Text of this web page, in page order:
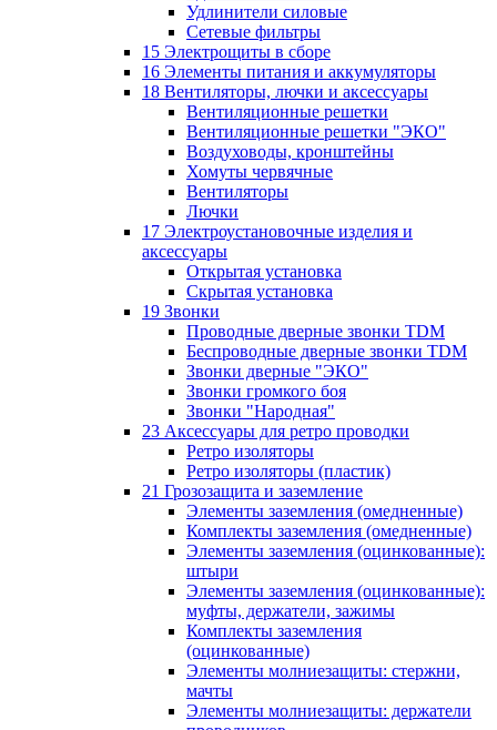
Удлинители силовые
Сетевые фильтры
15 Электрощиты в сборе
16 Элементы питания и аккумуляторы
18 Вентиляторы, лючки и аксессуары
Вентиляционные решетки
Вентиляционные решетки "ЭКО"
Воздуховоды, кронштейны
Хомуты червячные
Вентиляторы
Лючки
17 Электроустановочные изделия и
аксессуары
Открытая установка
Скрытая установка
19 Звонки
Проводные дверные звонки TDM
Беспроводные дверные звонки TDM
Звонки дверные "ЭКО"
Звонки громкого боя
Звонки "Народная"
23 Аксессуары для ретро проводки
Ретро изоляторы
Ретро изоляторы (пластик)
21 Грозозащита и заземление
Элементы заземления (омедненные)
Комплекты заземления (омедненные)
Элементы заземления (оцинкованные):
штыри
Элементы заземления (оцинкованные):
муфты, держатели, зажимы
Комплекты заземления
(оцинкованные)
Элементы молниезащиты: стержни,
мачты
Элементы молниезащиты: держатели